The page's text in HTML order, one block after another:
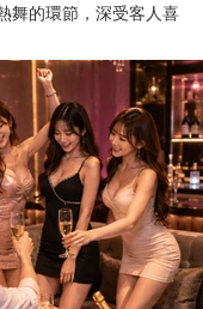
舞的環節，深受客人喜